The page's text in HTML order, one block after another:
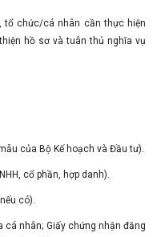
tổ chức/cá nhân cần thực hiện
hồ sơ và tuân thủ nghĩa vụ
của Bộ Kế hoạch và Đầu tư).
cổ phần, hợp danh).
có).
cá nhân; Giấy chứng nhận đăng